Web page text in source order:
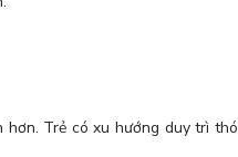
Trẻ có xu hướng duy trì